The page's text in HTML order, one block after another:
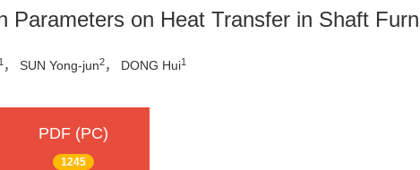
Parameters on Heat Transfer in Shaft
1 ， SUN Yong-jun2， DONG Hui1
PDF (PC)
1245